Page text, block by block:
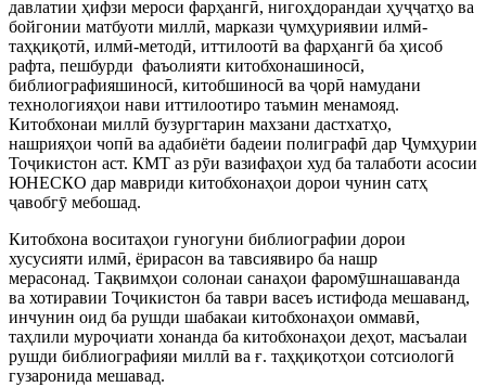
давлатии ҳифзи мероси фарҳангӣ, нигоҳдорандаи ҳуҷҷатҳо ва
бойгонии матбуоти миллӣ, маркази ҷумҳуриявии илмӣ-
таҳқиқотӣ, илмӣ-методӣ, иттилоотӣ ва фарҳангӣ ба ҳисоб
рафта, пешбурди фаъолияти китобхонашиносӣ,
библиографияшиносӣ, китобшиносӣ ва ҷорӣ намудани
технологияҳои нави иттилоотиро таъмин менамояд.
Китобхонаи миллӣ бузургтарин махзани дастхатҳо,
нашрияҳои чопӣ ва адабиёти бадеии полиграфӣ дар Ҷумҳурии
Тоҷикистон аст. КМТ аз рӯи вазифаҳои худ ба талаботи асосии
ЮНЕСКО дар мавриди китобхонаҳои дорои чунин сатҳ
ҷавобгӯ мебошад.
Китобхона воситаҳои гуногуни библиографии дорои
хусусияти илмӣ, ёрирасон ва тавсиявиро ба нашр
мерасонад. Тақвимҳои солонаи санаҳои фаромӯшнашаванда
ва хотиравии Тоҷикистон ба таври васеъ истифода мешаванд,
инчунин оид ба рушди шабакаи китобхонаҳои оммавӣ,
таҳлили муроҷиати хонанда ба китобхонаҳои деҳот, масъалаи
рушди библиографияи миллӣ ва ғ. таҳқиқотҳои сотсиологӣ
гузаронида мешавад.